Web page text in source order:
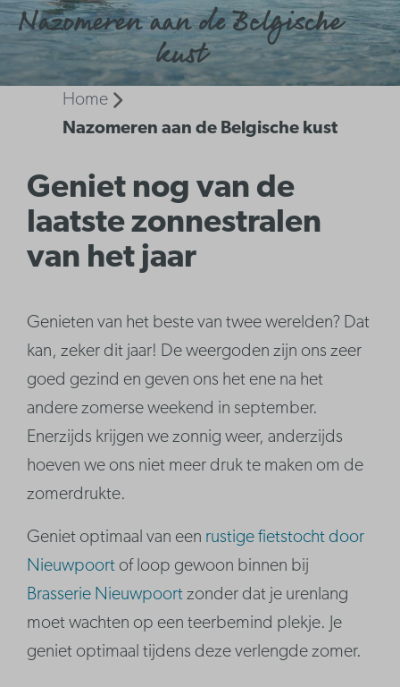
Nazomeren aan de Belgische
kust
Home
Nazomeren aan de Belgische kust
Geniet nog van de
laatste zonnestralen
van het jaar
Genieten van het beste van twee werelden? Dat
kan, zeker dit jaar! De weergoden zijn ons zeer
goed gezind en geven ons het ene na het
andere zomerse weekend in september.
Enerzijds krijgen we zonnig weer, anderzijds
hoeven we ons niet meer druk te maken om de
zomerdrukte.
Geniet optimaal van een rustige fietstocht door
Nieuwpoort of loop gewoon binnen bij
Brasserie Nieuwpoort zonder dat je urenlang
moet wachten op een teerbemind plekje. Je
geniet optimaal tijdens deze verlengde zomer.